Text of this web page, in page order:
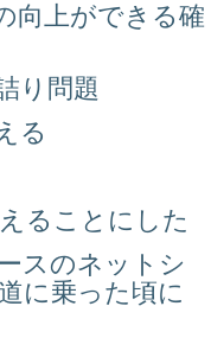
向上ができる確
り問題
る
ることにした
スのネットシ
に乗った頃に